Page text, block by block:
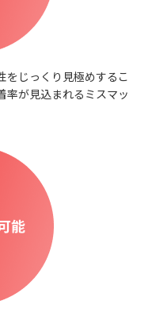
をじっくり見極めするこ
率が見込まれるミスマッ